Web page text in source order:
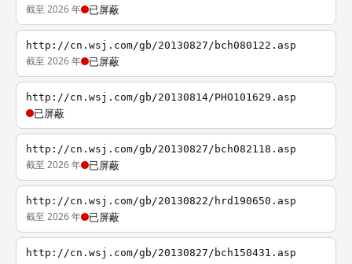
截至 2026 年 已屏蔽
http://cn.wsj.com/gb/20130827/bch080122.asp
截至 2026 年 已屏蔽
http://cn.wsj.com/gb/20130814/PHO101629.asp
已屏蔽
http://cn.wsj.com/gb/20130827/bch082118.asp
截至 2026 年 已屏蔽
http://cn.wsj.com/gb/20130822/hrd190650.asp
截至 2026 年 已屏蔽
http://cn.wsj.com/gb/20130827/bch150431.asp